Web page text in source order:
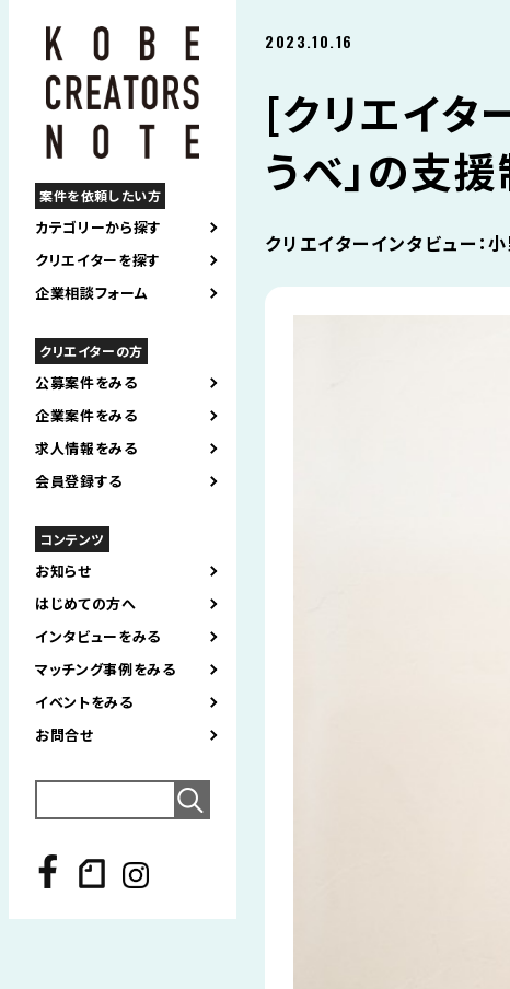
案件を依頼したい方
カテゴリーから探す
クリエイターを探す
企業相談フォーム
クリエイターの方
公募案件をみる
企業案件をみる
求人情報をみる
会員登録する
コンテンツ
お知らせ
はじめての方へ
インタビューをみる
マッチング事例をみる
イベントをみる
お問合せ
for:
2023.10.16
[クリエイタ
うべ」の支
クリエイターインタビュー：小